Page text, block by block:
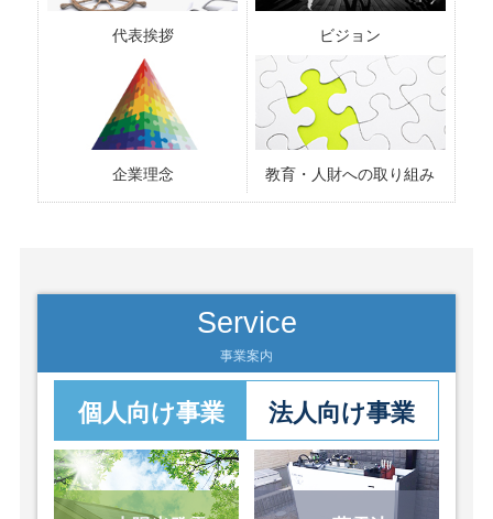
代表挨拶 ビジョン
企業理念 教育・人財への取り組み
Service
事業案内
個人向け事業 法人向け事業